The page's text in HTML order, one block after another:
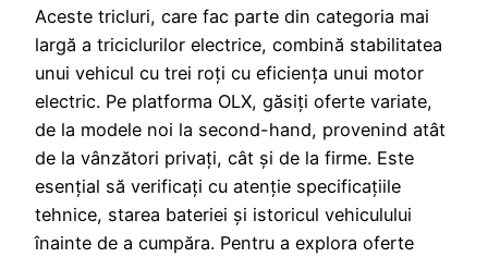
Aceste tricluri, care fac parte din categoria mai
largă a triciclurilor electrice, combină stabilitatea
unui vehicul cu trei roți cu eficiența unui motor
electric. Pe platforma OLX, găsiți oferte variate,
de la modele noi la second-hand, provenind atât
de la vânzători privați, cât și de la firme. Este
esențial să verificați cu atenție specificațiile
tehnice, starea bateriei și istoricul vehiculului
înainte de a cumpăra. Pentru a explora oferte